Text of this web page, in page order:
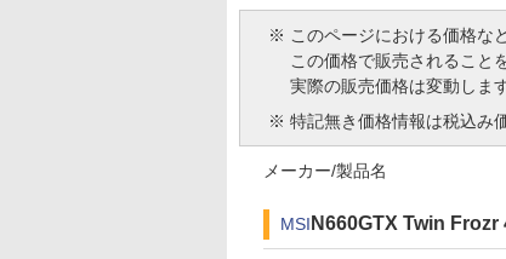
※ このページにおける価格な
この価格で販売されること
実際の販売価格は変動しま
※ 特記無き価格情報は税込み
メーカー/製品名
MSI N660GTX Twin Frozr